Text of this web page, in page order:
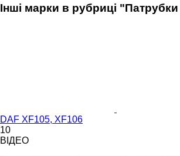
Інші марки в рубриці "Патрубки
DAF XF105, XF106
10
ВІДЕО